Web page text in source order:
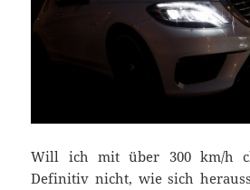
Will ich mit über 300 km/h
Definitiv nicht, wie sich